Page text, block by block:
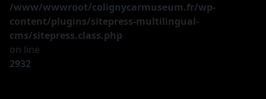
/www/wwwroot/colignycarmuseum.fr/wp-
content/plugins/sitepress-multilingual-
cms/sitepress.class.php
on line
2932